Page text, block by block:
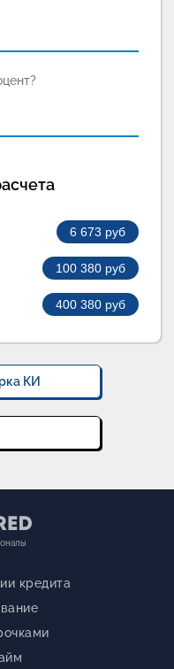
6 673 руб
100 380 руб
400 380 руб
КИ
кредита